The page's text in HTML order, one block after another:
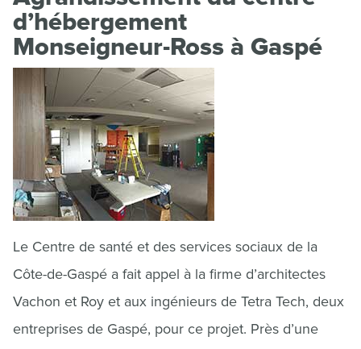
d’hébergement
Monseigneur-Ross à Gaspé
Le Centre de santé et des services sociaux de la
Côte-de-Gaspé a fait appel à la firme d’architectes
Vachon et Roy et aux ingénieurs de Tetra Tech, deux
entreprises de Gaspé, pour ce projet. Près d’une